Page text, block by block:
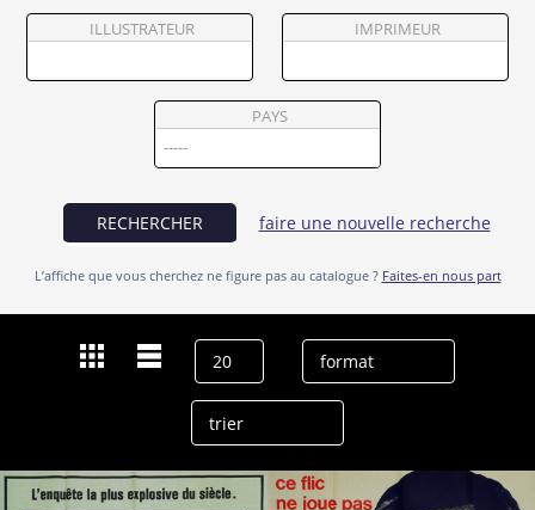
Vendre
ILLUSTRATEUR IMPRIMEUR
PAYS
RECHERCHER faire une nouvelle recherche
L’affiche que vous cherchez ne figure pas au catalogue ? Faites-en nous part